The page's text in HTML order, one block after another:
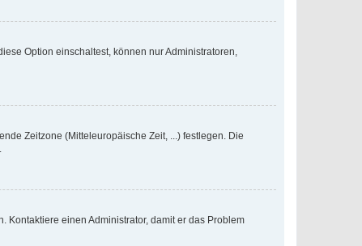
Option einschaltest, können nur Administratoren,
Zeitzone (Mitteleuropäische Zeit, ...) festlegen. Die
Kontaktiere einen Administrator, damit er das Problem